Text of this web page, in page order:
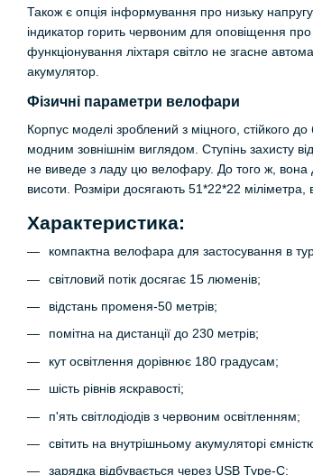
Також є опція інформування про низьку
індикатор горить червоним для оповіщення
функціонування ліхтаря світло не згасне
акумулятор.
Фізичні параметри велофари
Корпус моделі зроблений з міцного, стійкого
модним зовнішнім виглядом. Ступінь захисту
не виведе з ладу цю велофару. До того ж, вона
висоти. Розміри досягають 51*22*22
Характеристика:
компактна велофара для застосування в
світловий потік досягає 15 люменів;
відстань променя-50 метрів;
помітна на дистанції до 230 метрів;
кут освітлення дорівнює 180 градусам;
шість рівнів яскравості;
п'ять світлодіодів з червоним освітленням;
світить на внутрішньому акумуляторі
зарядка відбувається через USB Type-C;